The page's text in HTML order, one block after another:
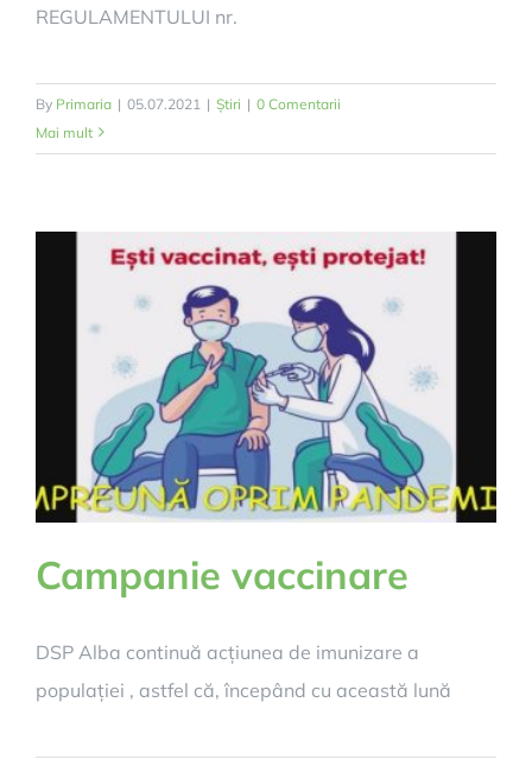
REGULAMENTULUI nr.
By Primaria | 05.07.2021 | Știri | 0 Comentarii
Mai mult
Campanie vaccinare
DSP Alba continuă acțiunea de imunizare a
populației , astfel că, începând cu această lună